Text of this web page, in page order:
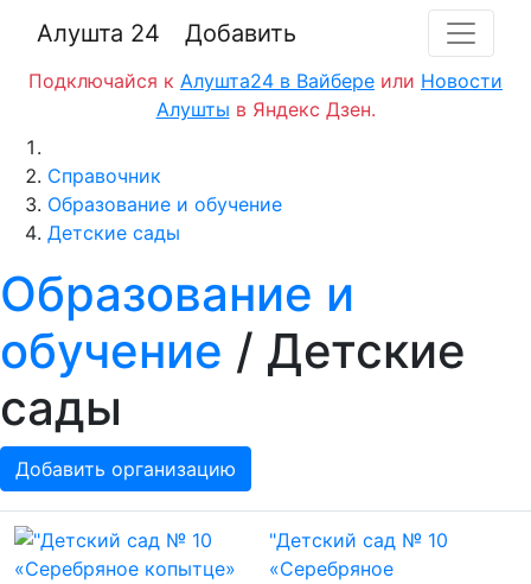
Алушта 24 Добавить
Подключайся к Алушта24 в Вайбере или Новости
Алушты в Яндекс Дзен.
Справочник
Образование и обучение
Детские сады
Образование и
обучение / Детские
сады
Добавить организацию
"Детский сад № 10
«Серебряное